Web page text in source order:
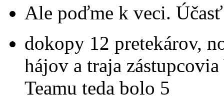
Ale poďme k veci.
dokopy 12 pretekárov,
hájov a traja
Teamu teda bolo 5